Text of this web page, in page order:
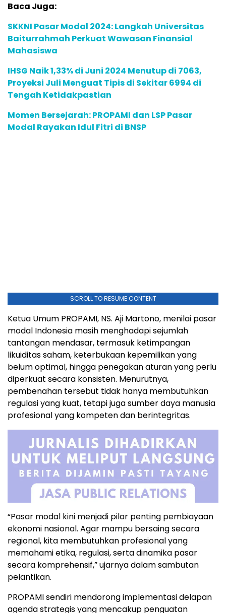
Baca Juga:
SKKNI Pasar Modal 2024: Langkah Universitas
Baiturrahmah Perkuat Wawasan Finansial
Mahasiswa
IHSG Naik 1,33% di Juni 2024 Menutup di 7063,
Proyeksi Juli Menguat Tipis di Sekitar 6994 di
Tengah Ketidakpastian
Momen Bersejarah: PROPAMI dan LSP Pasar
Modal Rayakan Idul Fitri di BNSP
SCROLL TO RESUME CONTENT
Ketua Umum PROPAMI, NS. Aji Martono, menilai pasar
modal Indonesia masih menghadapi sejumlah
tantangan mendasar, termasuk ketimpangan
likuiditas saham, keterbukaan kepemilikan yang
belum optimal, hingga penegakan aturan yang perlu
diperkuat secara konsisten. Menurutnya,
pembenahan tersebut tidak hanya membutuhkan
regulasi yang kuat, tetapi juga sumber daya manusia
profesional yang kompeten dan berintegritas.
“Pasar modal kini menjadi pilar penting pembiayaan
ekonomi nasional. Agar mampu bersaing secara
regional, kita membutuhkan profesional yang
memahami etika, regulasi, serta dinamika pasar
secara komprehensif,” ujarnya dalam sambutan
pelantikan.
PROPAMI sendiri mendorong implementasi delapan
agenda strategis yang mencakup penguatan